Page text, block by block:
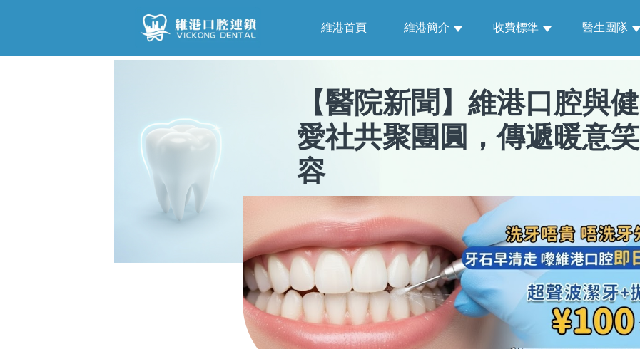
維港首頁 維港簡介 收費標準 醫生團隊
【醫院新聞 】 維港口腔與健
愛社共聚團圓，傳遞暖意笑
容